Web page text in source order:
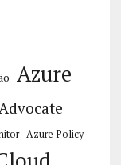
Azure
Azure Policy